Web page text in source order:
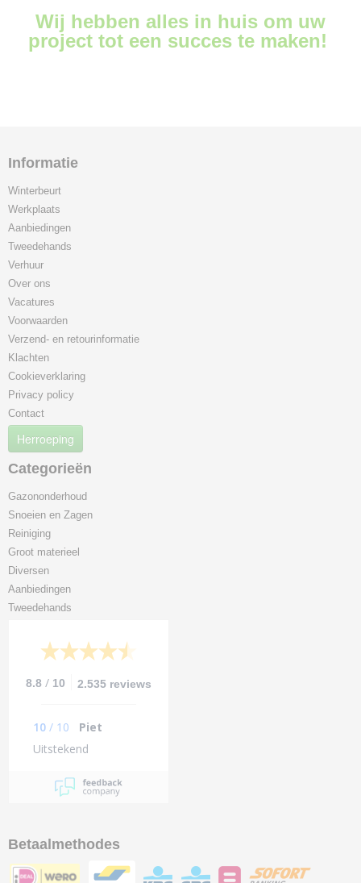
Stokheggenscharen
Stokzagen
Wij hebben alles in huis om uw
project tot een succes te maken!
Informatie
Winterbeurt
Werkplaats
Aanbiedingen
Tweedehands
Verhuur
Over ons
Vacatures
Voorwaarden
Verzend- en retourinformatie
Klachten
Cookieverklaring
Privacy policy
Contact
Herroeping
Categorieën
Gazononderhoud
Snoeien en Zagen
Reiniging
Groot materieel
Diversen
Aanbiedingen
Tweedehands
8.8 / 10 2.535 reviews
10 / 10
Piet
Uitstekend
Betaalmethodes